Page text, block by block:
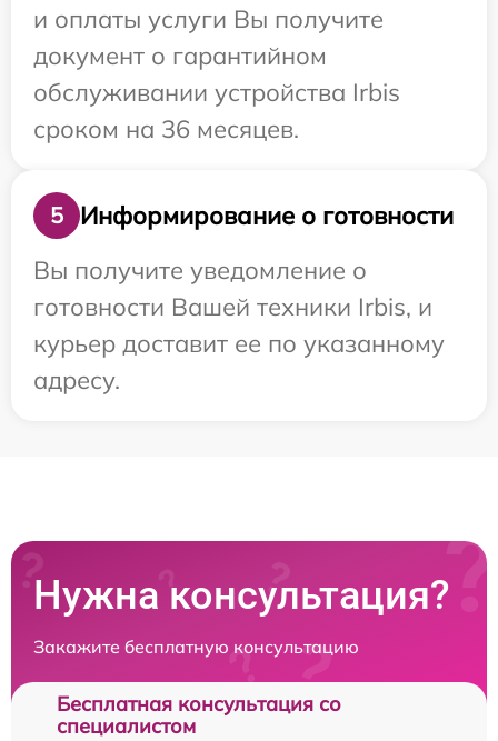
и оплаты услуги Вы получите
документ о гарантийном
обслуживании устройства Irbis
сроком на 36 месяцев.
5
Информирование о готовности
Вы получите уведомление о
готовности Вашей техники Irbis, и
курьер доставит ее по указанному
адресу.
Нужна консультация?
Закажите бесплатную консультацию
Бесплатная консультация со
специалистом